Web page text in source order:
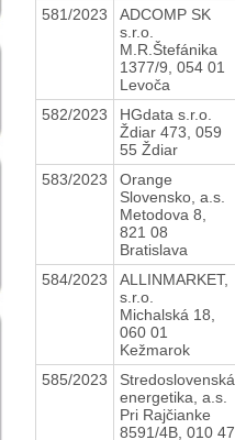
581/2023
ADCOMP SK
s.r.o.
M.R.Štefánika
1377/9, 054 01
Levoča
582/2023
HGdata s.r.o.
Ždiar 473, 059
55 Ždiar
583/2023
Orange
Slovensko, a.s.
Metodova 8,
821 08
Bratislava
584/2023
ALLINMARKET,
s.r.o.
Michalská 18,
060 01
Kežmarok
585/2023
Stredoslovenská
energetika, a.s.
Pri Rajčianke
8591/4B, 010 47